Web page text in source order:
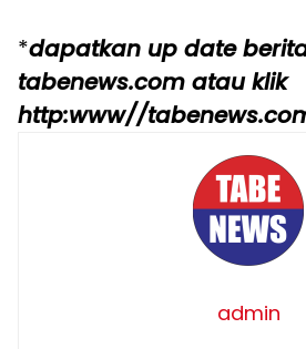
*dapatkan up date
tabenews.com atau klik
http:www//
admin